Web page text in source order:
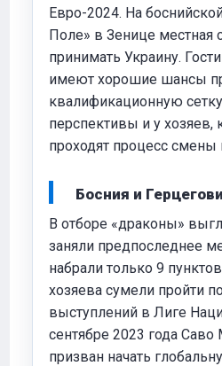
Евро-2024. На
Поле» в Зенице местная
принимать Украину.
имеют хорошие шансы
квалификационную
перспективы и у хозяев,
проходят процесс смены
Босния и
В отборе «драконы»
заняли предпоследнее
набрали только 9
хозяева сумели пройти
выступлений в Лиге
сентябре 2023 года
призван начать